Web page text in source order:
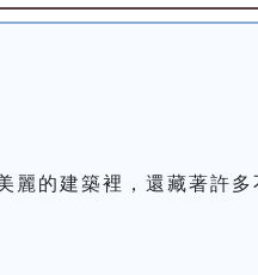
麗的建築裡，還藏著許多